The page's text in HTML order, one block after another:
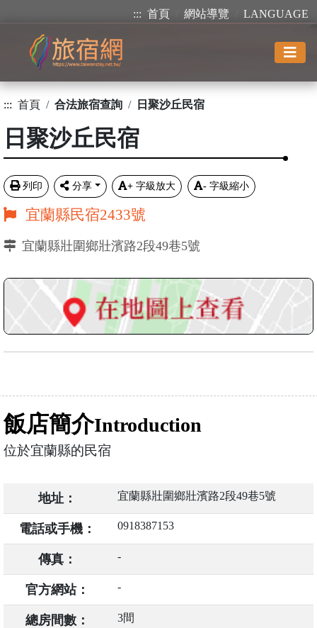
::: 首頁 網站導覽 LANGUAGE
::: 首頁 合法旅宿查詢 日聚沙丘民宿
日聚沙丘民宿
列印 分享 + 字級放大 - 字級縮小
宜蘭縣民宿2433號
宜蘭縣壯圍鄉壯濱路2段49巷5號
飯店簡介Introduction
位於宜蘭縣的民宿
地址： 宜蘭縣壯圍鄉壯濱路2段49巷5號
電話或手機： 0918387153
傳真： -
官方網站： -
總房間數： 3間